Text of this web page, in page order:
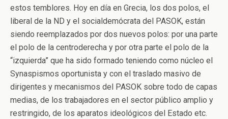
estos temblores. Hoy en día en Grecia, los dos polos, el
liberal de la ND y el socialdemócrata del PASOK, están
siendo reemplazados por dos nuevos polos: por una parte
el polo de la centroderecha y por otra parte el polo de la
“izquierda” que ha sido formado teniendo como núcleo el
Synaspismos oportunista y con el traslado masivo de
dirigentes y mecanismos del PASOK sobre todo de capas
medias, de los trabajadores en el sector público amplio y
restringido, de los aparatos ideológicos del Estado etc.